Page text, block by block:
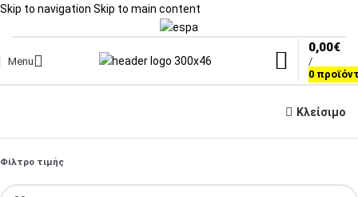
Skip to navigation Skip to main content
Menu
0
/
0,00€
Κλείσιμο
Φίλτρο τιμής